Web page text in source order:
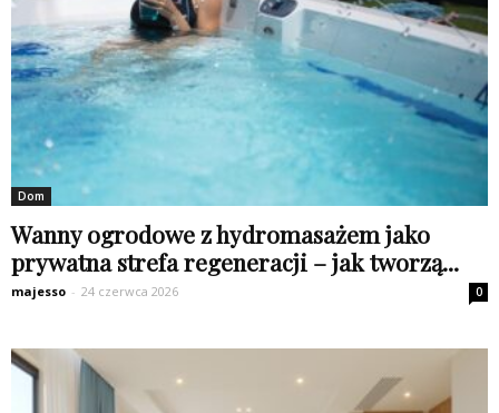
Dom
Wanny ogrodowe z hydromasażem jako
prywatna strefa regeneracji – jak tworzą...
majesso - 24 czerwca 2026 0